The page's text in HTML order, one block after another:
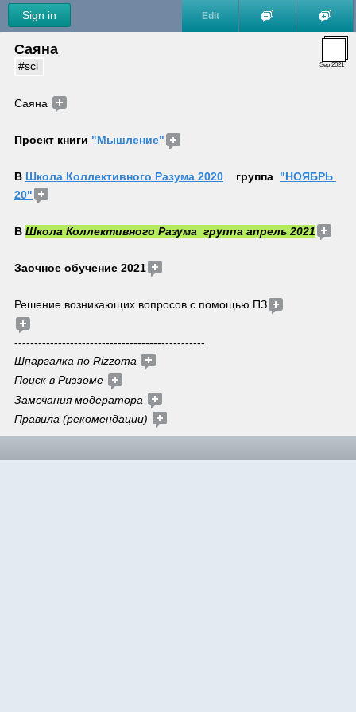
Sign in Edit
Sep 2021
Саяна
#sci
Саяна
Проект книги "Мышление"
В Школа Коллективного Разума 2020
    группа
"НОЯБРЬ
20"
В Школа Коллективного Разума  группа апрель 2021
Заочное обучение 2021
Решение возникающих вопросов с помощью ПЗ
------------------------------------------------
Шпаргалка по Rizzoma
Поиск в Риззоме
Замечания модератора
Правила (рекомендации)